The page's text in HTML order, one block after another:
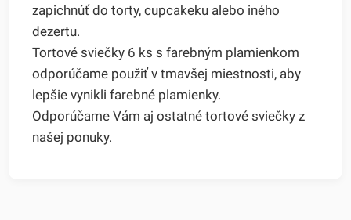
zapichnúť do torty, cupcakeku alebo iného
dezertu.
Tortové sviečky 6 ks s farebným plamienkom
odporúčame použiť v tmavšej miestnosti, aby
lepšie vynikli farebné plamienky.
Odporúčame Vám aj ostatné tortové sviečky z
našej ponuky.